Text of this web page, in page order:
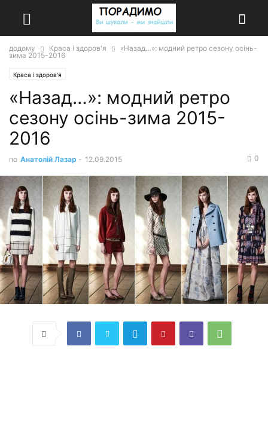
додому Краса і здоров'я
«Назад…»: модний ретро сезону осінь-
зима 2015-2016
Краса і здоров'я
«Назад…»: модний ретро
сезону осінь-зима 2015-
2016
по Анатолій Лазар - 12.09.2015 0